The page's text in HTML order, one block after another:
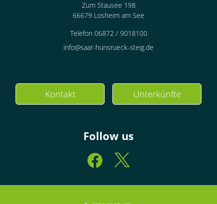
Zum Stausee 198
66679 Losheim am See
Telefon 06872 / 9018100
info@saar-hunsrueck-steig.de
Kontakt Unterkünfte
Follow us